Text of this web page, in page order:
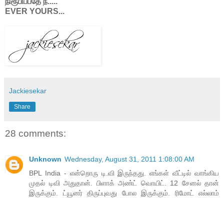
EVER YOURS...
Jackiesekar
Share
28 comments:
Unknown Wednesday, August 31, 2011 1:08:00 AM
BPL India - என்றொரு டி.வி இருந்தது. எங்கள் வீட்டில் வாங்கிய
முதல் டிவி அதுதான். பிளாக் அண்ட் வொயிட். 12 சேனல் தான்
இருக்கும். ட்யூனர் திருப்புவது போல இருக்கும். ரிமோட் எல்லாம்